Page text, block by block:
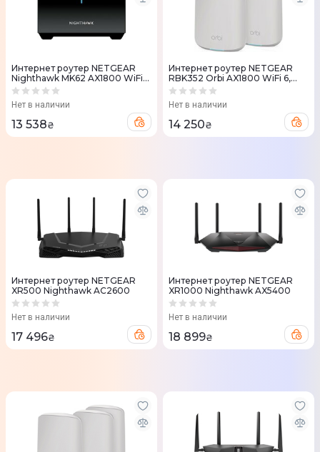
Интернет роутер NETGEAR
Nighthawk MK62 AX1800 WiFi
6, MESH (2шт.)
Нет в наличии
13 538₴
Интернет роутер NETGEAR
RBK352 Orbi AX1800 WiFi 6,
MESH (2шт.)
Нет в наличии
14 250₴
Интернет роутер NETGEAR
XR500 Nighthawk AC2600
Нет в наличии
17 496₴
Интернет роутер NETGEAR
XR1000 Nighthawk AX5400
Нет в наличии
18 899₴